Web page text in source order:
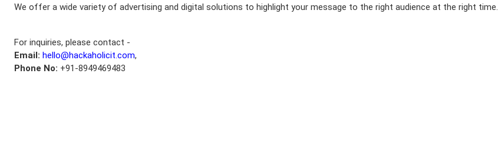
We offer a wide variety of advertising and digital solutions to highlight your message to the right audience at the right time.
For inquiries, please contact -
Email: hello@hackaholicit.com,
Phone No: +91-8949469483